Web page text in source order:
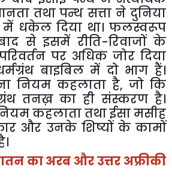
तथा पन्थ सत्ता ने दुनिया
धकेल दिया था। फलस्वरूप
से इसमें रीति-रिवाजों के
पर अधिक जोर दिया
बाइबिल में दो भाग हैं।
नियम कहलाता है, जो कि
तनख़ का ही संस्करण है।
कहलाता तथा ईसा मसीह
और उनके शिष्यों के कामों
का अरब और उत्तर अफ्रीकी